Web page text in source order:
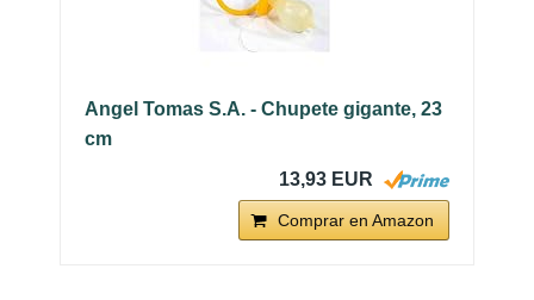
Angel Tomas S.A. - Chupete gigante, 23
cm
13,93 EUR
Comprar en Amazon